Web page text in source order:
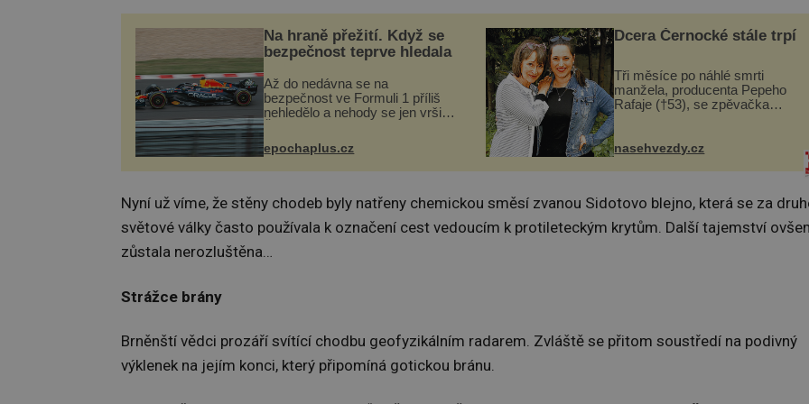
Na hraně přežití. Když se
bezpečnost teprve hledala
Až do nedávna se na
bezpečnost ve Formuli 1 příliš
nehledělo a nehody se jen vršily.
kůži, často s trvalými následky
nebo bohužel i ztrátou života.
Dnes nepochopiteln...
epochaplus.cz
Dcera Černocké stále trpí
Tři měsíce po náhlé smrti
manžela, producenta Pepeho
Rafaje (†53), se zpěvačka
ozvala veřejnosti. Na sociální
nasehvezdy.cz
Nyní už víme, že stěny chodeb byly natřeny chemickou směsí zvanou Sidotovo blejno, která se za
světové války často používala k označení cest vedoucím k protileteckým krytům. Další tajemství
zůstala nerozluštěna…
Strážce brány
Brněnští vědci prozáří svítící chodbu geofyzikálním radarem. Zvláště se přitom soustředí na podivný
výklenek na jejím konci, který připomíná gotickou bránu.